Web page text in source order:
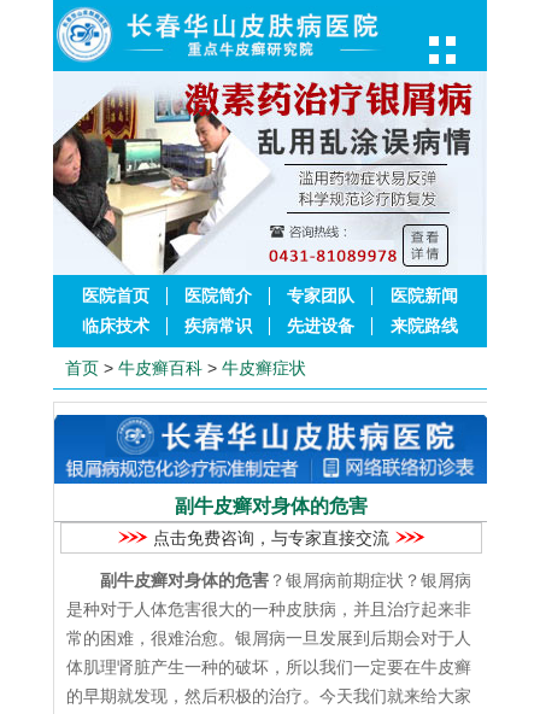
医院首页 医院简介 专家团队
医院新闻
临床技术
疾病常识 先进设备 来院路线
首页 > 牛皮癣百科 > 牛皮癣症状
副牛皮癣对身体的危害
点击免费咨询，与专家直接交流
副牛皮癣对身体的危害 ？银屑病前期症状？银屑病
是种对于人体危害很大的一种皮肤病，并且治疗起来非
常的困难，很难治愈。银屑病一旦发展到后期会对于人
体肌理肾脏产生一种的破坏，所以我们一定要在牛皮癣
的早期就发现，然后积极的治疗。今天我们就来给大家